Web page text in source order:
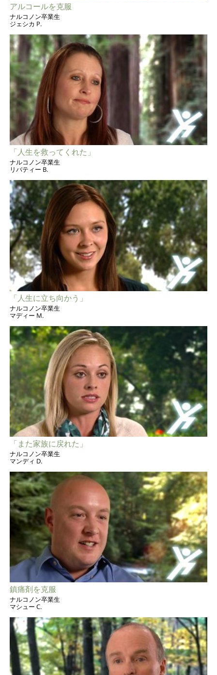
アルコールを克服
ナルコノン卒業生
ジェシカ P.
「人生を救ってくれた」
ナルコノン卒業生
リバティー B.
「人生に立ち向かう」
ナルコノン卒業生
マディー M.
「また家族に戻れた」
ナルコノン卒業生
マンディ D.
鎮痛剤を克服
ナルコノン卒業生
マシュー C.